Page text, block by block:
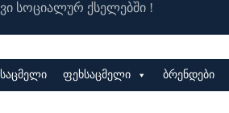
სოციალურ ქსელებში !
ფეხსაცმელი ბრენდები